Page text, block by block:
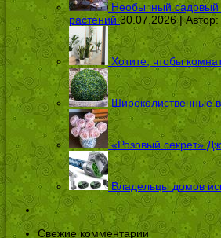
Необычный садовый
растений 30.07.2026 | Автор:
Хотите, чтобы
Широколиственные
«Розовый секрет»
Владельцы домов
Свежие комментарии